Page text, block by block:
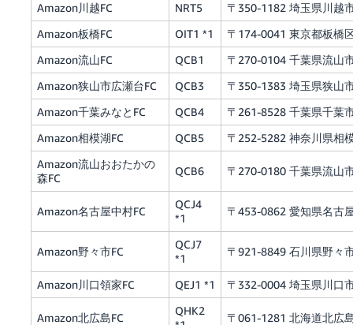
Amazon川越FC
NRT5
〒350-1182 埼玉県川越
Amazon板橋FC
OIT1 *1
〒174-0041 東京都板橋
Amazon流山FC
QCB1
〒270-0104 千葉県流山
Amazon狭山市広瀬台FC
QCB3
〒350-1383 埼玉県狭山
Amazon千葉みなとFC
QCB4
〒261-8528 千葉県千葉
Amazon相模湖FC
QCB5
〒252-5282 神奈川県相
Amazon流山おおたかの
森FC
QCB6 〒270-0180 千葉県流山
Amazon名古屋中村FC
QCJ4
*1
〒453-0862 愛知県名古
Amazon野々市FC
QCJ7
*1
〒921-8849 石川県野々
Amazon川口領家FC QEJ1 *1 〒332-0004 埼玉県川口
Amazon北広島FC
QHK2
〒061-1281 北海道北広